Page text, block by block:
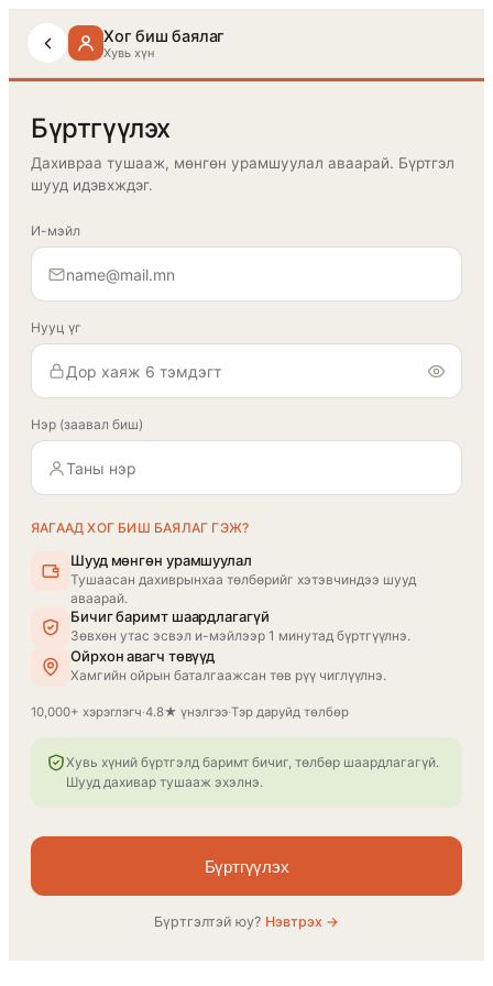
Хог биш баялаг
Хувь хүн
Бүртгүүлэх
Дахивраа тушааж, мөнгөн урамшуулал аваарай. Бүртгэл
шууд идэвхждэг.
И-мэйл
Нууц үг
Нэр (заавал биш)
ЯАГААД ХОГ БИШ БАЯЛАГ ГЭЖ?
Шууд мөнгөн урамшуулал
Тушаасан дахиврынхаа төлбөрийг хэтэвчиндээ шууд
аваарай.
Бичиг баримт шаардлагагүй
Зөвхөн утас эсвэл и-мэйлээр 1 минутад бүртгүүлнэ.
Ойрхон авагч төвүүд
Хамгийн ойрын баталгаажсан төв рүү чиглүүлнэ.
10,000+ хэрэглэгч·4.8★ үнэлгээ·Тэр даруйд төлбөр
Хувь хүний бүртгэлд баримт бичиг, төлбөр шаардлагагүй.
Шууд дахивар тушааж эхэлнэ.
Бүртгүүлэх
Бүртгэлтэй юу? Нэвтрэх →